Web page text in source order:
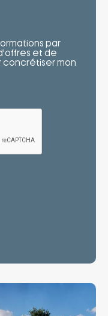
par
et de
concrétiser mon